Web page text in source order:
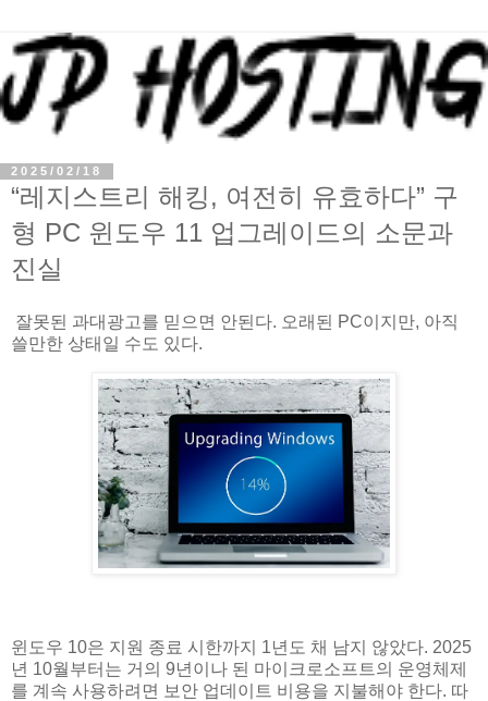
2025/02/18
“레지스트리 해킹, 여전히 유효하다” 구
형 PC 윈도우 11 업그레이드의 소문과
진실
잘못된 과대광고를 믿으면 안된다. 오래된 PC이지만, 아직
쓸만한 상태일 수도 있다.
윈도우 10은 지원 종료 시한까지 1년도 채 남지 않았다. 2025
년 10월부터는 거의 9년이나 된 마이크로소프트의 운영체제
를 계속 사용하려면 보안 업데이트 비용을 지불해야 한다. 따